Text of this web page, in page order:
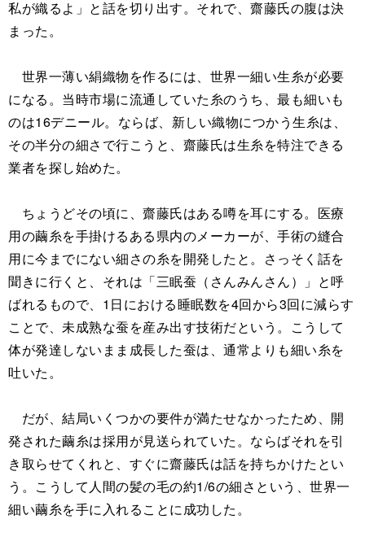
私が織るよ」と話を切り出す。それで、齋藤氏の腹は決
まった。
世界一薄い絹織物を作るには、世界一細い生糸が必要
になる。当時市場に流通していた糸のうち、最も細いも
のは16デニール。ならば、新しい織物につかう生糸は、
その半分の細さで行こうと、齋藤氏は生糸を特注できる
業者を探し始めた。
ちょうどその頃に、齋藤氏はある噂を耳にする。医療
用の繭糸を手掛けるある県内のメーカーが、手術の縫合
用に今までにない細さの糸を開発したと。さっそく話を
聞きに行くと、それは「三眠蚕（さんみんさん）」と呼
ばれるもので、1日における睡眠数を4回から3回に減らす
ことで、未成熟な蚕を産み出す技術だという。こうして
体が発達しないまま成長した蚕は、通常よりも細い糸を
吐いた。
だが、結局いくつかの要件が満たせなかったため、開
発された繭糸は採用が見送られていた。ならばそれを引
き取らせてくれと、すぐに齋藤氏は話を持ちかけたとい
う。こうして人間の髪の毛の約1/6の細さという、世界一
細い繭糸を手に入れることに成功した。